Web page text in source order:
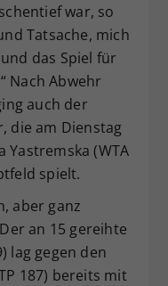
war, so
Tatsache, mich
das Spiel für
Nach Abwehr
auch der
die am Dienstag
Yastremska (WTA
spielt.
aber ganz
an 15 gereihte
lag gegen den
187) bereits mit